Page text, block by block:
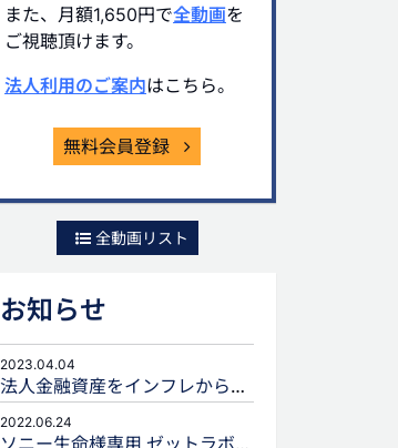
また、月額1,650円で全動画を
ご視聴頂けます。
法人利用のご案内はこちら。
無料会員登録
全動画リスト
お知らせ
2023.04.04
法人金融資産をインフレから守るための生命保険活用
2022.06.24
ソニー生命様専用 ゼットラボforLIFEPLANNERのご案内